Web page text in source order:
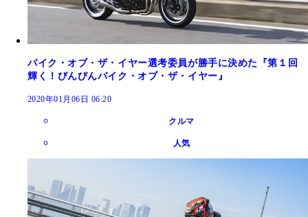
バイク・オブ・ザ・イヤー選考委員が勝手に決めた『第１回
輝く！びんびんバイク・オブ・ザ・イヤー』
2020年01月06日 06:20
クルマ
人気